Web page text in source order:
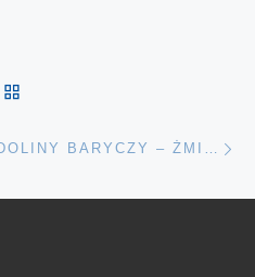
PROGRAM GRAND PRIX DOLINY BARYCZY – ŻMIGRÓD, 13.06.2021